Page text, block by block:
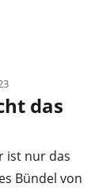
das
ist nur das
Bündel von